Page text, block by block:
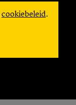
cookiebeleid.